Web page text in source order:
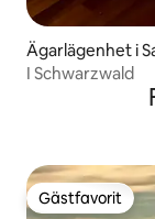
Ägarlägenhet i
ld
I Schwarzwald
Gästfavorit
Gästfavorit